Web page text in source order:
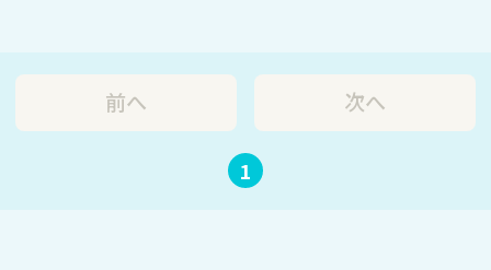
前へ
1
次へ